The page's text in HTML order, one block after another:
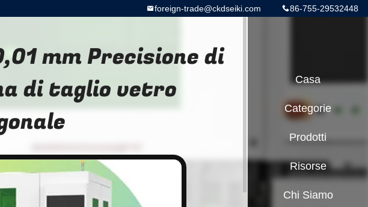
86-755-29532448
foreign-trade@ckdseiki.com
mm Precisione di
di taglio vetro
Casa
Categorie
Prodotti
Risorse
Chi Siamo